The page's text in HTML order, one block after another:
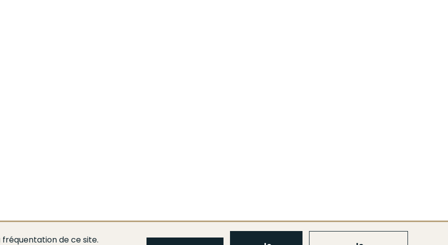
fréquentation de ce site.